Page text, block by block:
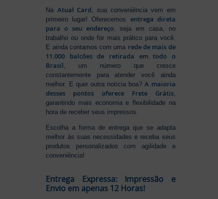
Na Atual Card , sua conveniência vem em
primeiro lugar! Oferecemos entrega direta
para o seu endereço , seja em casa, no
trabalho ou onde for mais prático para você.
E ainda contamos com uma rede de mais de
11.000 balcões de retirada em todo o
Brasil , um número que cresce
constantemente para atender você ainda
melhor. E quer outra notícia boa?A maioria
desses pontos oferece Frete Grátis,
garantindo mais economia e flexibilidade na
hora de receber seus impressos.
Escolha a forma de entrega que se adapta
melhor às suas necessidades e receba seus
produtos personalizados com agilidade e
conveniência!
Entrega Expressa: Impressão e
Envio em apenas 12 Horas!